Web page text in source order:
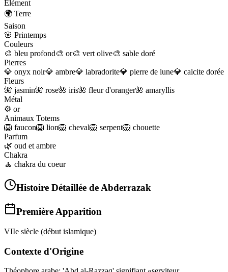
Élément
🌍 Terre
Saison
🌸 Printemps
Couleurs
🎨 bleu profond🎨 or🎨 vert olive🎨 sable doré
Pierres
💎 onyx noir💎 ambre💎 labradorite💎 pierre de lune💎 calcite dorée
Fleurs
🌺 jasmin🌺 rose🌺 iris🌺 fleur d'oranger🌺 amaryllis
Métal
⚙️ or
Animaux Totems
🦁 faucon🦁 lion🦁 cheval🦁 serpent🦁 chouette
Parfum
🌿 oud et ambre
Chakra
🧘 chakra du coeur
Histoire Détaillée de Abderrazak
Première Apparition
VIIe siècle (début islamique)
Contexte d'Origine